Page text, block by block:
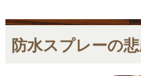
防水スプレーの悲